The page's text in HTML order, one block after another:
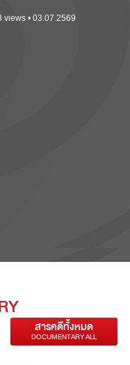
views • 03.07.2569
สารคดีทั้งหมด
DOCUMENTARY ALL